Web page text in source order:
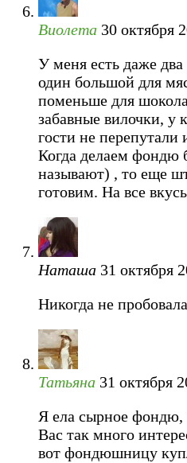
Виолета 30 октября
У меня есть даже
один большой для
поменьше для
забавные вилочки, у
гости не
Когда делаем фондю
называют) , то еще
готовим. На все
Наташа 31 октября
Никогда не
Татьяна 31 октября
Я ела сырное фондю,
Вас так много
вот фондюшницу